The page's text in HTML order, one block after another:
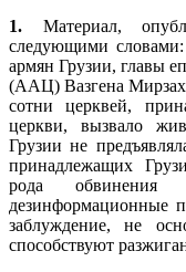
1. Материал,
следующими
армян Грузии, главы
(ААЦ) Вазгена
сотни церквей,
церкви, вызвало
Грузии не
принадлежащих
рода обвинения
дезинформационные
заблуждение, не
способствуют